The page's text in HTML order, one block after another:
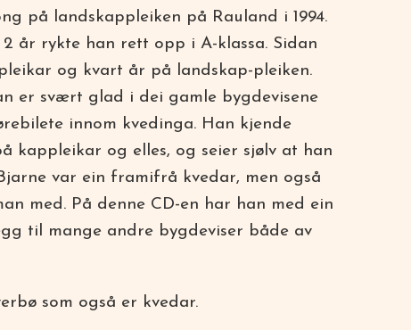
på landskappleiken på Rauland i 1994.
år rykte han rett opp i A-klassa. Sidan
og kvart år på landskap-pleiken.
er svært glad i dei gamle bygdevisene
innom kvedinga. Han kjende
kappleikar og elles, og seier sjølv at han
var ein framifrå kvedar, men også
med. På denne CD-en har han med ein
til mange andre bygdeviser både av
som også er kvedar.